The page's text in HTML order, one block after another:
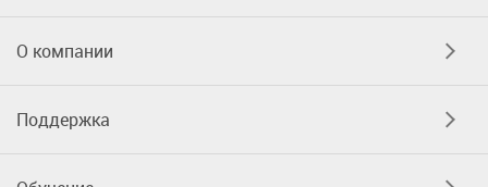
О компании
Поддержка